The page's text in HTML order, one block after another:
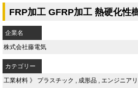
FRP加工 GFRP加工 熱硬化性
企業名
株式会社藤電気
カテゴリー
工業材料 》 プラスチック 成形品 エンジニア